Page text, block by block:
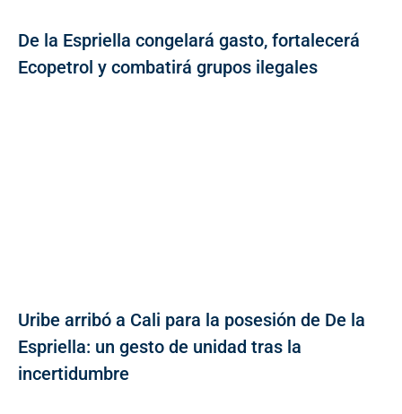
De la Espriella congelará gasto, fortalecerá
Ecopetrol y combatirá grupos ilegales
Uribe arribó a Cali para la posesión de De la
Espriella: un gesto de unidad tras la
incertidumbre